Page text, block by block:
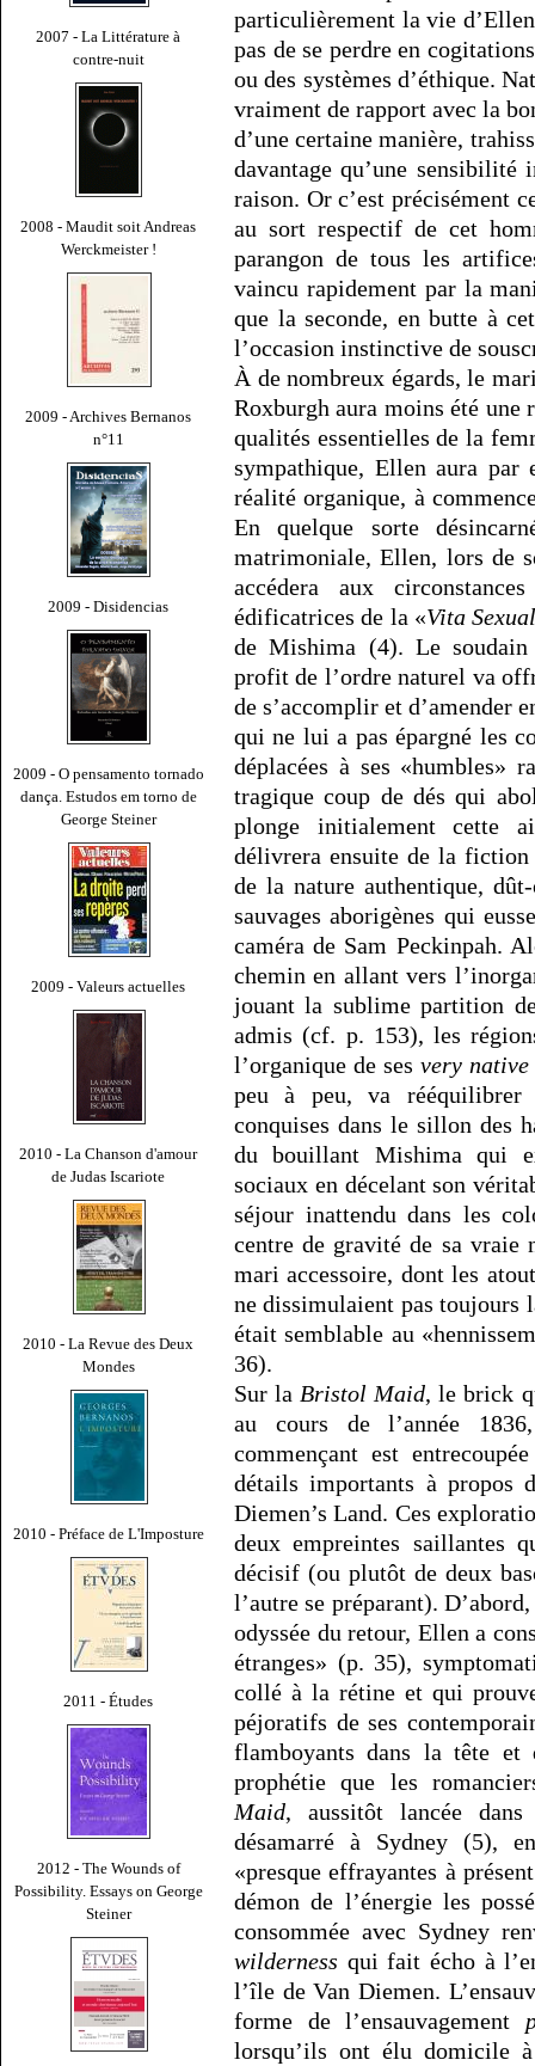
2007 - La Littérature à
contre-nuit
2008 - Maudit soit Andreas
Werckmeister !
2009 - Archives Bernanos
n°11
2009 - Disidencias
2009 - O pensamento tornado
dança. Estudos em torno de
George Steiner
2009 - Valeurs actuelles
2010 - La Chanson d'amour
de Judas Iscariote
2010 - La Revue des Deux
Mondes
2010 - Préface de L'Imposture
2011 - Études
2012 - The Wounds of
Possibility. Essays on George
Steiner
particulièrement la vie
pas de se perdre en
ou des systèmes d’éthique.
vraiment de rapport avec la
d’une certaine manière,
davantage qu’une
raison. Or c’est précisément
au sort respectif de cet
parangon de tous les
vaincu rapidement par la
que la seconde, en butte à
l’occasion instinctive de
À de nombreux égards, le
Roxburgh aura moins été une
qualités essentielles de la
sympathique, Ellen aura par
réalité organique, à
En quelque sorte
matrimoniale, Ellen, lors de
accédera aux
édificatrices de la «Vita
de Mishima (4). Le soudain
profit de l’ordre naturel va
de s’accomplir et d’amender
qui ne lui a pas épargné les
déplacées à ses «humbles»
tragique coup de dés qui
plonge initialement cette
délivrera ensuite de la
de la nature authentique,
sauvages aborigènes qui
caméra de Sam Peckinpah.
chemin en allant vers
jouant la sublime partition
admis (cf. p. 153), les
l’organique de ses very native
peu à peu, va rééquilibrer
conquises dans le sillon des
du bouillant Mishima qui
sociaux en décelant son
séjour inattendu dans les
centre de gravité de sa
mari accessoire, dont les
ne dissimulaient pas toujours
était semblable au
36).
Sur la Bristol Maid, le brick
au cours de l’année
commençant est
détails importants à propos
Diemen’s Land. Ces
deux empreintes saillantes
décisif (ou plutôt de deux
l’autre se préparant).
odyssée du retour, Ellen a
étranges» (p. 35),
collé à la rétine et qui
péjoratifs de ses
flamboyants dans la tête et
prophétie que les
Maid, aussitôt lancée
désamarré à Sydney (5),
«presque effrayantes à
démon de l’énergie les
consommée avec Sydney
wilderness qui fait écho à
l’île de Van Diemen.
forme de l’ensauvagement
lorsqu’ils ont élu domicile